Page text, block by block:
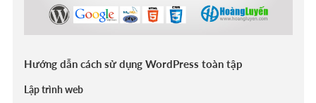
Hướng dẫn cách sử dụng WordPress toàn tập
Lập trình web